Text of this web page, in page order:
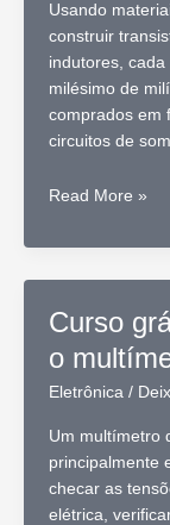
Usando
construir
indutores,
milésimo de
comprados em
circuitos de
Curso
de
Read More »
Curso
o
Eletrônica/
Um multímetro
principalmente
checar as
elétrica,